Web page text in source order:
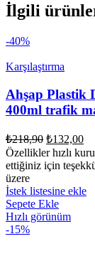
İlgili
-40%
Karşılaştırma
Ahşap Plastik
400ml trafik
₺218,90 Orijinal
fiyat:
₺218,90.
₺132,00Şu
Özellikler hızlı
ettiğiniz için
üzere
İstek listesine ekle
Sepete Ekle
Hızlı görünüm
-15%